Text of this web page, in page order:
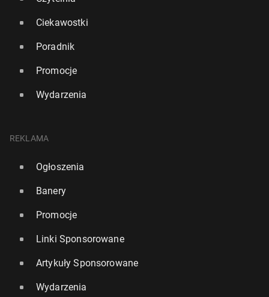
Ciekawostki
Poradnik
Promocje
Wydarzenia
REKLAMA
Ogłoszenia
Banery
Promocje
Linki Sponsorowane
Artykuły Sponsorowane
Wydarzenia